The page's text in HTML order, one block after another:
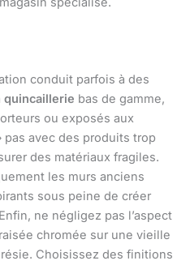
conduit parfois à des
quincaillerie bas de gamme,
ou exposés aux
avec des produits trop
des matériaux fragiles.
les murs anciens
sous peine de créer
ne négligez pas l’aspect
chromée sur une vieille
Choisissez des finitions